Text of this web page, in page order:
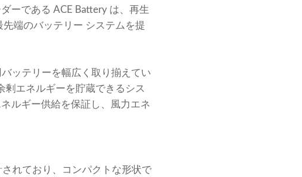
ーである ACE Battery は、再生
端のバッテリー システムを提
ッテリーを幅広く取り揃えてい
剰エネルギーを貯蔵できるシス
ルギー供給を保証し、風力エネ
れており、コンパクトな形状で